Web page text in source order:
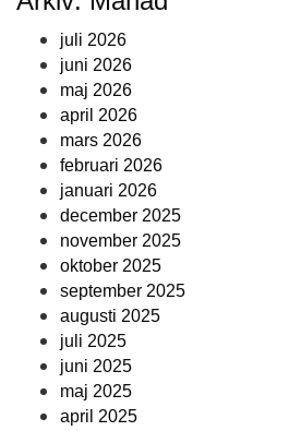
juli 2026
juni 2026
maj 2026
april 2026
mars 2026
februari 2026
januari 2026
december 2025
november 2025
oktober 2025
september 2025
augusti 2025
juli 2025
juni 2025
maj 2025
april 2025